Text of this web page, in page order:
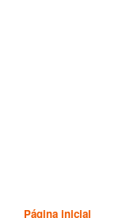
Página inicial